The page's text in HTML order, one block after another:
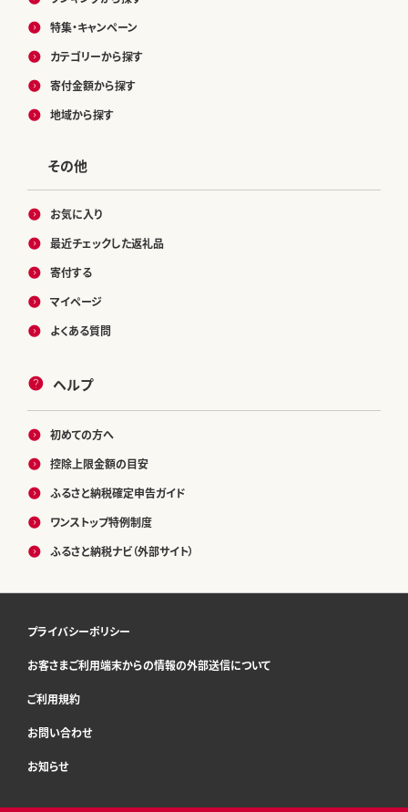
特集・キャンペーン
カテゴリーから探す
寄付金額から探す
地域から探す
その他
お気に入り
最近チェックした返礼品
寄付する
マイページ
よくある質問
ヘルプ
初めての方へ
控除上限金額の目安
ふるさと納税確定申告ガイド
ワンストップ特例制度
ふるさと納税ナビ（外部サイト）
プライバシーポリシー
お客さまご利用端末からの情報の外部送信について
ご利用規約
お問い合わせ
お知らせ